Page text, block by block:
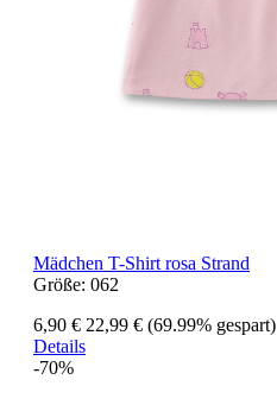
Mädchen T-Shirt rosa Strand
Größe: 062
6,90 € 22,99 € (69.99% gespart)
Details
-70%